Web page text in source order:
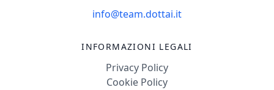
info@team.dottai.it
INFORMAZIONI LEGALI
Privacy Policy
Cookie Policy